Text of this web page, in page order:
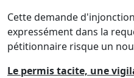
Cette demande
expressément dans la
pétitionnaire risque un
Le permis tacite, une